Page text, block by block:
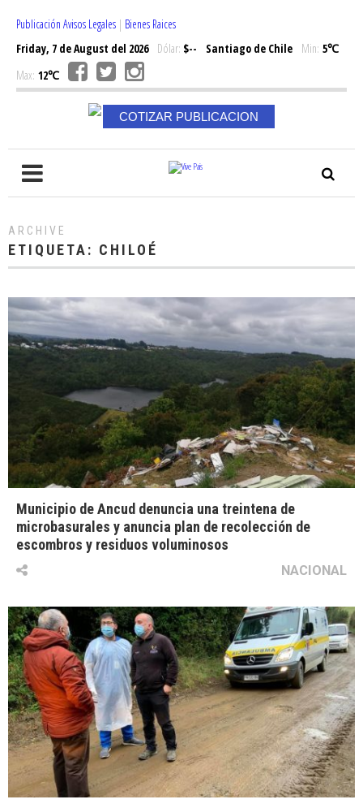
Publicación Avisos Legales | Bienes Raices
Friday, 7 de August del 2026Dólar: $-- Santiago de Chile Min: 5℃
Max: 12℃
COTIZAR PUBLICACION
ARCHIVE
ETIQUETA: CHILOÉ
Municipio de Ancud denuncia una treintena de
microbasurales y anuncia plan de recolección de
escombros y residuos voluminosos
NACIONAL